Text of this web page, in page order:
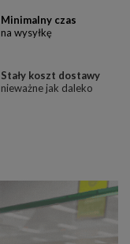
Minimalny czas
na wysyłkę
Stały koszt dostawy
nieważne jak daleko